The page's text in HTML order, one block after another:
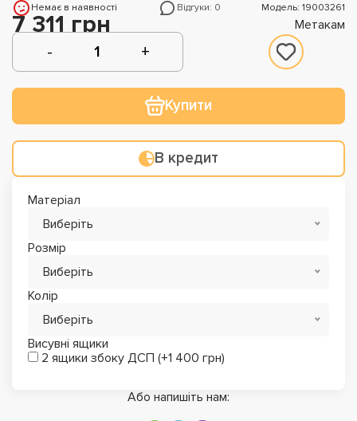
Немає в наявності Відгуки: 0 Модель: 19003261
7 311 грн Метакам
Купити
В кредит
Матеріал
Виберіть
Розмір
Виберіть
Колір
Виберіть
Висувні ящики
2 ящики збоку ДСП (+1 400 грн)
Або напишіть нам: